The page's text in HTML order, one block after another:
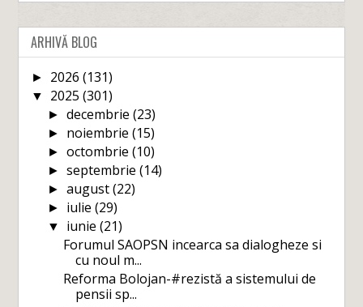
ARHIVĂ BLOG
► 2026(131)
▼ 2025(301)
► decembrie (23)
► noiembrie (15)
► octombrie (10)
► septembrie (14)
► august(22)
► iulie (29)
▼ iunie (21)
Forumul SAOPSN incearca sa dialogheze si
cu noul m...
Reforma Bolojan-#rezistă a sistemului de
pensii sp...